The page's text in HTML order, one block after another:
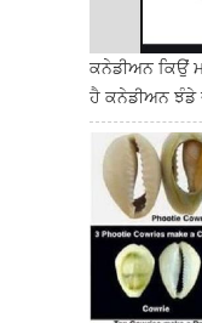
ਕਨੇਡੀਅਨ ਕਿਉਂ
ਹੈ ਕਨੇਡੀਅਨ ਝੰਡੇ